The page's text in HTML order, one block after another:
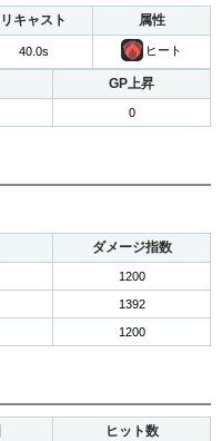
リキャスト 属性
40.0s ヒート
GP上昇
0
ダメージ指数
1200
1392
1200
ヒット数